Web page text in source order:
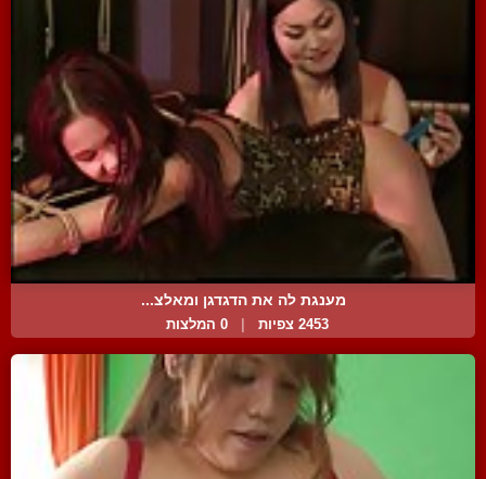
מענגת לה את הדגדגן ומאלצ...
2453 צפיות 0 המלצות